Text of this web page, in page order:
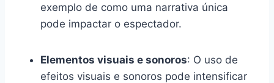
exemplo de como uma narrativa única
pode impactar o espectador.
Elementos visuais e sonoros: O uso de
efeitos visuais e sonoros pode intensificar